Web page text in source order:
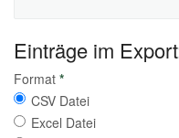
Einträge im
Format *
CSV Datei
Excel Datei